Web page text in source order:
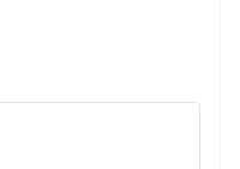
顺畅。现在就加入PureSc
Server，释放你的